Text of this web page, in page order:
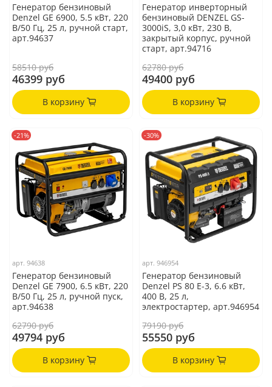
Генератор бензиновый
Denzel GE 6900, 5.5 кВт, 220
В/50 Гц, 25 л, ручной старт,
арт.94637
58510 руб
46399 руб
В корзину
Генератор инверторный
бензиновый DENZEL GS-
3000iS, 3,0 кВт, 230 В,
закрытый корпус, ручной
старт, арт.94716
62780 руб
49400 руб
В корзину
-21%
арт.94638
Генератор бензиновый
Denzel GE 7900, 6.5 кВт, 220
В/50 Гц, 25 л, ручной пуск,
арт.94638
62790 руб
49794 руб
В корзину
-30%
арт.946954
Генератор бензиновый
Denzel PS 80 E-3, 6.6 кВт,
400 В, 25 л,
электростартер, арт.946954
79190 руб
55550 руб
В корзину